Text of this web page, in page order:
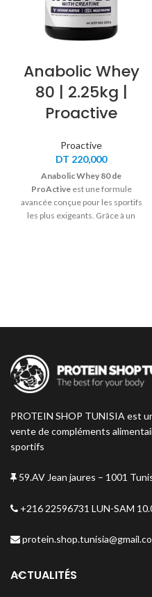
Anabolic Whey
80 | 2.25kg |
Proactive
Proactive
DT 220,000
Anabolic Whey 80 de
ProActiveest une formule
avancée conçue pour les sportifs
les plus exigeants. Grâce à un
PROTEIN SHOP TUNISIA est
vente de compléments
sportifs
59.AV Jean jaures – 1001
+216 22596731 LUN-SAM
ACTUALITÉS